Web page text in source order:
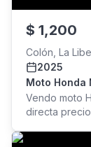
$ 1,200
Colón, La
2025
Moto Honda
Vendo moto
directa